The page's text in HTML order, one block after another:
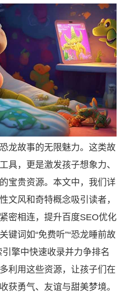
龙故事的无限魅力。这类故
具，更是激发孩子想象力、
宝贵资源。本文中，我们详
文风和奇特概念吸引读者，
密相连，提升百度SEO优化
词如“免费听”“恐龙睡前故
擎中快速收录并力争排名
利用这些资源，让孩子们在
获勇气、友谊与甜美梦境。